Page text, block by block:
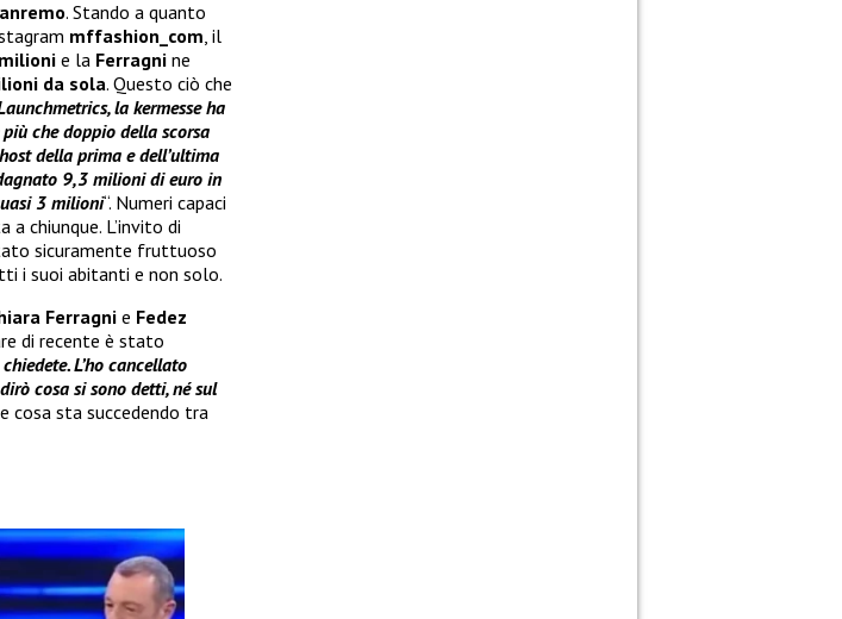
. Stando a quanto
mffashion_com, il
e la Ferragni ne
da sola. Questo ciò che
la kermesse ha
che doppio della scorsa
della prima e dell’ultima
9,3 milioni di euro in
3 milioni“. Numeri capaci
chiunque. L’invito di
sicuramente fruttuoso
i suoi abitanti e non solo.
Ferragnie Fedez
di recente è stato
L’ho cancellato
cosa si sono detti, né sul
cosa sta succedendo tra